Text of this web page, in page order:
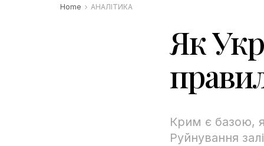
Home АНАЛІТИКА
Як
Крим є базою,
Руйнування